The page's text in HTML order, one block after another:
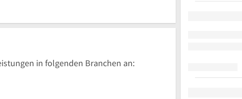
in folgenden Branchen an: